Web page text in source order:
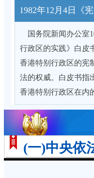
1982年12月4日《
国务院新闻办公室
行政区的实践》白皮
香港特别行政区的宪
法的权威。白皮书指
香港特别行政区在
(一)中央依